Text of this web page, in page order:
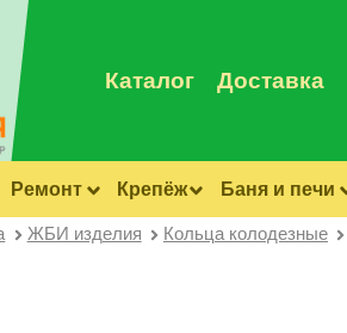
Каталог Доставка
Ремонт Крепёж Баня и печи
ЖБИ изделия Кольца колодезные